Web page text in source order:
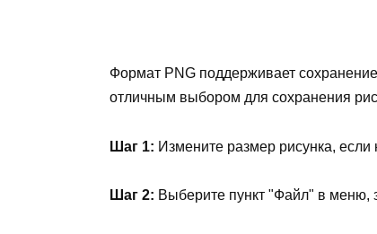
Формат PNG поддерживает
отличным выбором для сохранения
Шаг 1: Измените размер рисунка,
Шаг 2: Выберите пункт "Файл" в меню,